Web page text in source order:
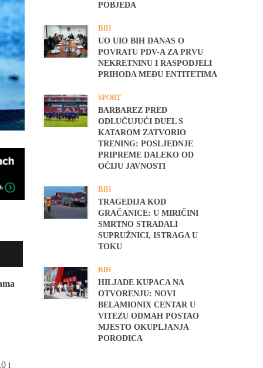
i
POBJEDA
BIH
UO UIO BIH DANAS O
POVRATU PDV-A ZA PRVU
NEKRETNINU I RASPODJELI
PRIHODA MEĐU ENTITETIMA
SPORT
BARBAREZ PRED
ODLUČUJUĆI DUEL S
KATAROM ZATVORIO
TRENING: POSLJEDNJE
PRIPREME DALEKO OD
OČIJU JAVNOSTI
BIH
TRAGEDIJA KOD
GRAČANICE: U MIRIČINI
SMRTNO STRADALI
SUPRUŽNICI, ISTRAGA U
TOKU
BIH
HILJADE KUPACA NA
OTVORENJU: NOVI
BELAMIONIX CENTAR U
VITEZU ODMAH POSTAO
MJESTO OKUPLJANJA
PORODICA